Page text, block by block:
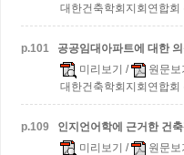
대한건축학회지회연합
p.101 공공임대아파트에 대한
미리보기 / 원문보
대한건축학회지회연합
p.109 인지언어학에 근거한 건
미리보기 / 원문보